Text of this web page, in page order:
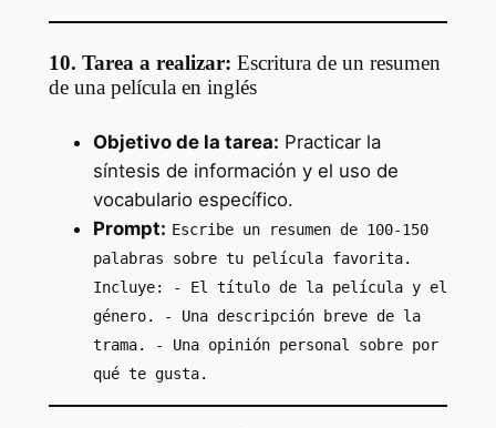
10. Tarea a realizar: Escritura de un resumen
de una película en inglés
Objetivo de la tarea: Practicar la
síntesis de información y el uso de
vocabulario específico.
Prompt: Escribe un resumen de 100-150
palabras sobre tu película favorita.
Incluye: - El título de la película y el
género. - Una descripción breve de la
trama. - Una opinión personal sobre por
qué te gusta.